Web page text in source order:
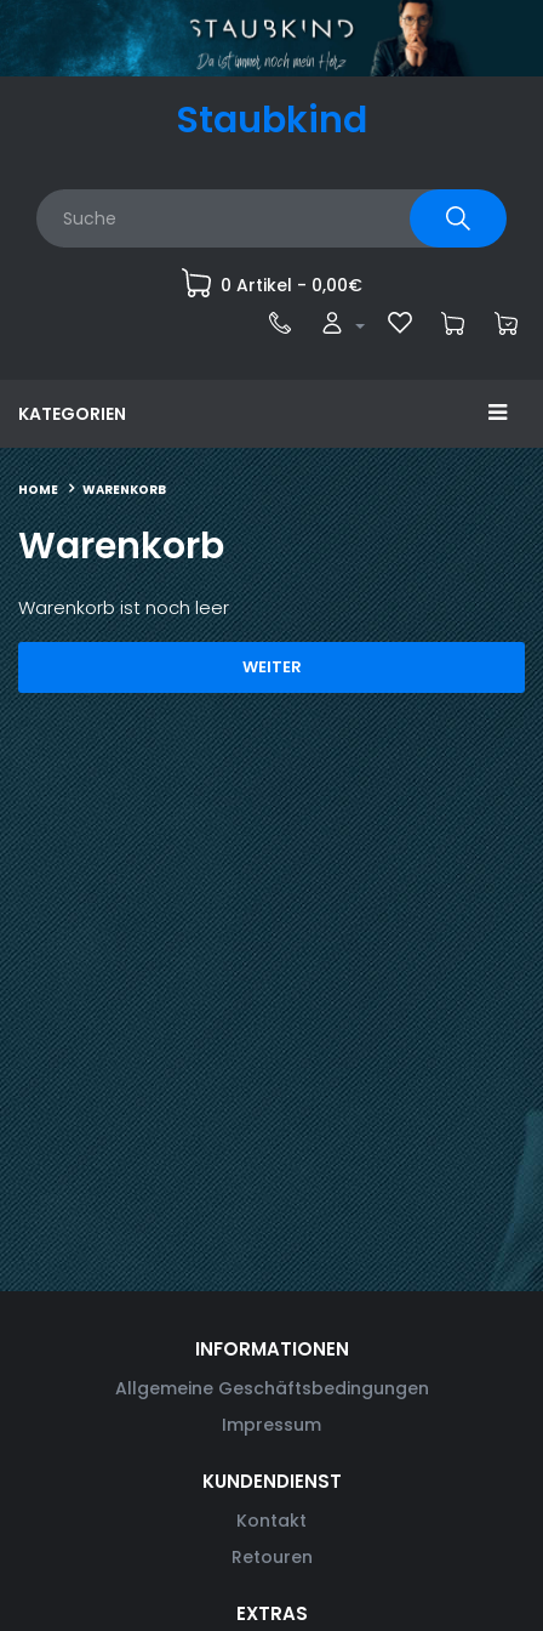
Staubkind
0 Artikel - 0,00€
KATEGORIEN
WARENKORB
Warenkorb
Warenkorb ist noch leer
WEITER
INFORMATIONEN
Allgemeine Geschäftsbedingungen
Impressum
KUNDENDIENST
Kontakt
Retouren
EXTRAS